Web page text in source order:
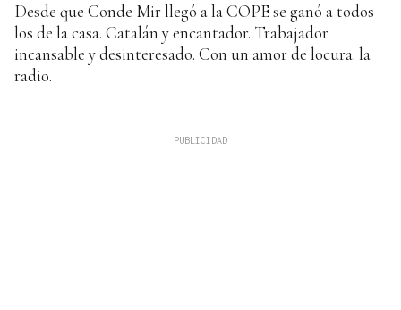
Desde que Conde Mir llegó a la COPE se ganó a todos
los de la casa. Catalán y encantador. Trabajador
incansable y desinteresado. Con un amor de locura: la
radio.